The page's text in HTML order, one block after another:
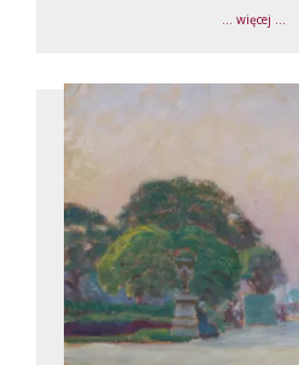
... więcej ...